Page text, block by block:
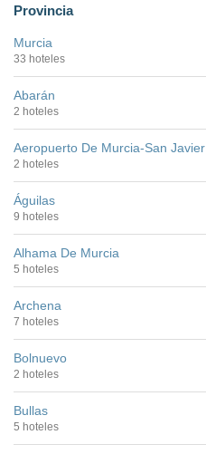
Provincia
Murcia
33 hoteles
Abarán
2 hoteles
Aeropuerto De Murcia-San Javier
2 hoteles
Águilas
9 hoteles
Alhama De Murcia
5 hoteles
Archena
7 hoteles
Bolnuevo
2 hoteles
Bullas
5 hoteles